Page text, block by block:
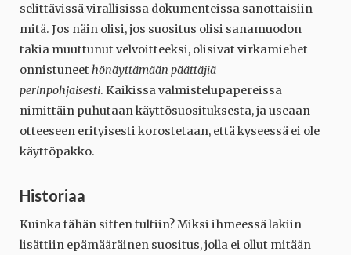
selittävissä virallisissa dokumenteissa sanottaisiin
mitä. Jos näin olisi, jos suositus olisi sanamuodon
takia muuttunut velvoitteeksi, olisivat virkamiehet
onnistuneethönäyttämään päättäjiä
perinpohjaisesti. Kaikissa valmistelupapereissa
nimittäin puhutaan käyttösuosituksesta, ja useaan
otteeseen erityisesti korostetaan, että kyseessä ei ole
käyttöpakko.
Historiaa
Kuinka tähän sitten tultiin? Miksi ihmeessä lakiin
lisättiin epämääräinen suositus, jolla ei ollut mitään